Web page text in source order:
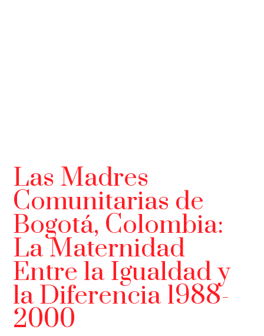
Las Madres
Comunitarias de
Bogotá, Colombia:
La Maternidad
Entre la Igualdad y
la Diferencia 1988-
2000